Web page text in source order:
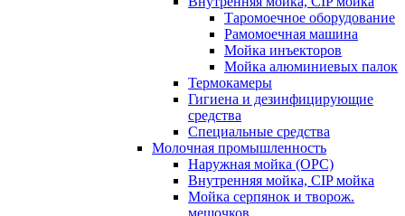
Таромоечное оборудование
Рамомоечная машина
Мойка инъекторов
Мойка алюминиевых палок
Термокамеры
Гигиена и дезинфицирующие
средства
Специальные средства
Молочная промышленность
Наружная мойка (ОРС)
Внутренняя мойка, CIP мойка
Мойка серпянок и творож.
мешочков